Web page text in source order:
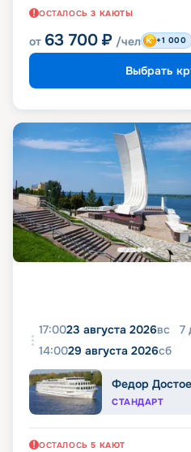
ОСТАЛОСЬ 3 КАЮТЫ
от 63 700 ₽ /чел +1 000
Выбрать
17:0023 августа 2026вс 7
14:0029 августа 2026сб
Федор
СТАНДАРТ
ОСТАЛОСЬ 5 КАЮТ